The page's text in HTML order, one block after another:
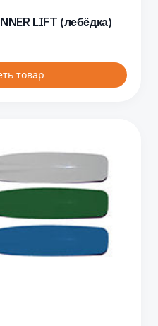
LIFT (лебёдка)
товар